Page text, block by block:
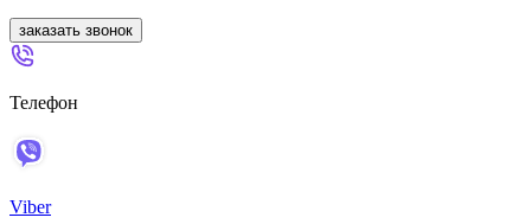
заказать звонок
Телефон
Viber